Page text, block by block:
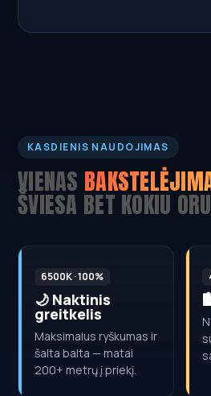
KASDIENIS NAUDOJIMAS
VIENAS
ŠVIESA BET KOKIU
6500K · 100%
🌙 Naktinis
greitkelis
Maksimalus ryškumas ir
šalta balta — matai
200+ metrų į priekį.